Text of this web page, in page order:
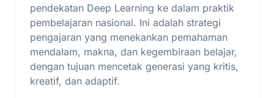
pendekatan Deep Learning ke dalam praktik
pembelajaran nasional. Ini adalah strategi
pengajaran yang menekankan pemahaman
mendalam, makna, dan kegembiraan belajar,
dengan tujuan mencetak generasi yang kritis,
kreatif, dan adaptif.